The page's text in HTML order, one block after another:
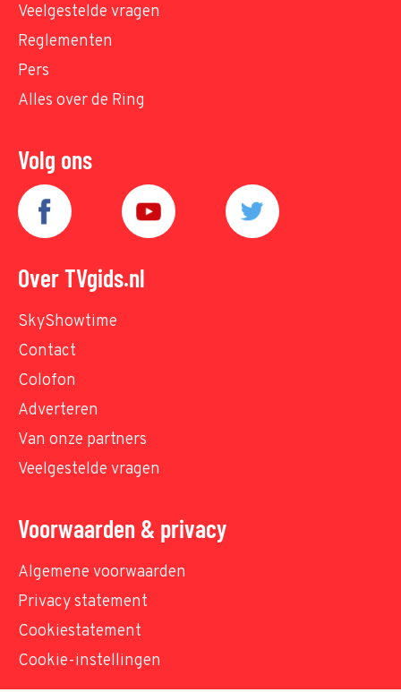
Veelgestelde vragen
Reglementen
Pers
Alles over de Ring
Volg ons
Over TVgids.nl
SkyShowtime
Contact
Colofon
Adverteren
Van onze partners
Veelgestelde vragen
Voorwaarden & privacy
Algemene voorwaarden
Privacy statement
Cookiestatement
Cookie-instellingen